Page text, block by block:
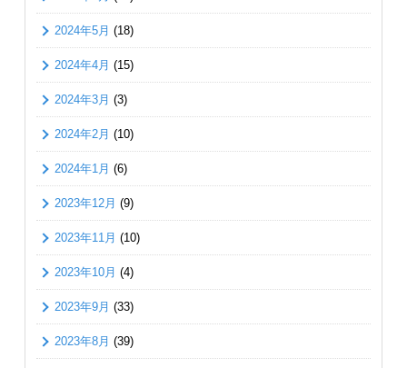
2024年5月 (18)
2024年4月 (15)
2024年3月 (3)
2024年2月 (10)
2024年1月 (6)
2023年12月 (9)
2023年11月 (10)
2023年10月 (4)
2023年9月 (33)
2023年8月 (39)